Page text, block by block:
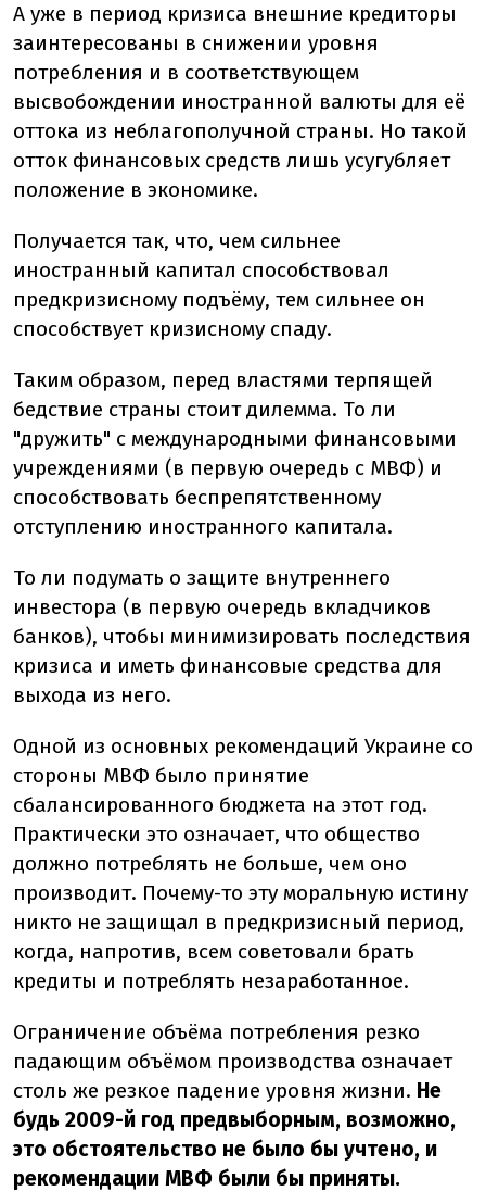
А уже в период кризиса внешние кредиторы
заинтересованы в снижении уровня
потребления и в соответствующем
высвобождении иностранной валюты для её
оттока из неблагополучной страны. Но такой
отток финансовых средств лишь усугубляет
положение в экономике.
Получается так, что, чем сильнее
иностранный капитал способствовал
предкризисному подъёму, тем сильнее он
способствует кризисному спаду.
Таким образом, перед властями терпящей
бедствие страны стоит дилемма. То ли
"дружить" с международными финансовыми
учреждениями (в первую очередь с МВФ) и
способствовать беспрепятственному
отступлению иностранного капитала.
То ли подумать о защите внутреннего
инвестора (в первую очередь вкладчиков
банков), чтобы минимизировать последствия
кризиса и иметь финансовые средства для
выхода из него.
Одной из основных рекомендаций Украине со
стороны МВФ было принятие
сбалансированного бюджета на этот год.
Практически это означает, что общество
должно потреблять не больше, чем оно
производит. Почему-то эту моральную истину
никто не защищал в предкризисный период,
когда, напротив, всем советовали брать
кредиты и потреблять незаработанное.
Ограничение объёма потребления резко
падающим объёмом производства означает
столь же резкое падение уровня жизни. Не
будь 2009-й год предвыборным, возможно,
это обстоятельство не было бы учтено, и
рекомендации МВФ были бы приняты.